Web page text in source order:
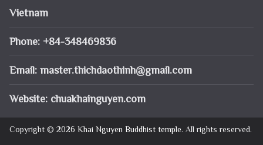
Vietnam
Phone: +84-348469836
Email: master.thichdaothinh@gmail.com
Website: chuakhainguyen.com
Copyright © 2026 Khai Nguyen Buddhist temple. All rights reserved.